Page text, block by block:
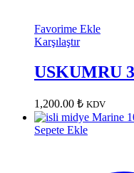
Favorime Ekle
Karşılaştır
USKUMRU
1,200.00 ₺ KDV
Sepete Ekle